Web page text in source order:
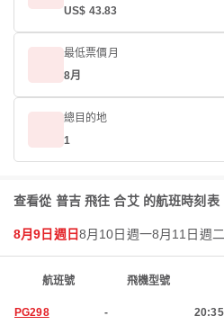
US$ 43.83
最低票價月
8月
總目的地
1
查看從 普吉 飛往 合艾 的航班時刻表
8月9日週日8月10日週一8月11日週二
航班號 飛機型號
PG298 - 20:35